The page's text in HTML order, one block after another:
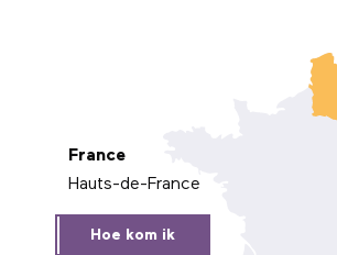
France
Hauts-de-France
Hoe kom ik